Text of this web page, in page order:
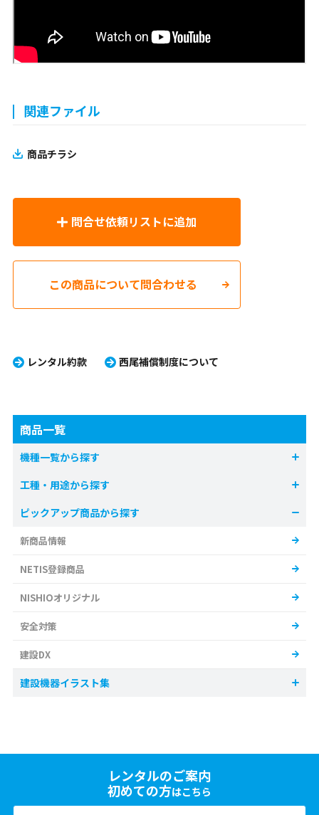
関連ファイル
商品チラシ
問合せ依頼リストに追加
この商品について問合わせる
レンタル約款 西尾補償制度について
商品一覧
機種一覧から探す
工種・用途から探す
ピックアップ商品から探す
新商品情報
NETIS登録商品
NISHIOオリジナル
安全対策
建設DX
建設機器イラスト集
レンタルのご案内
初めての方はこちら